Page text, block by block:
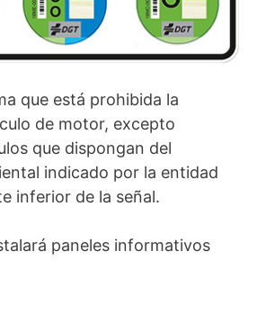
que está prohibida la
de motor, excepto
que dispongan del
indicado por la entidad
inferior de la señal.
paneles informativos